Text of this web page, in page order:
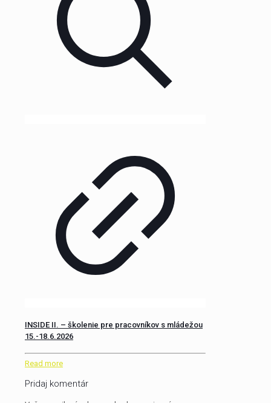
INSIDE II. – školenie pre pracovníkov s mládežou
15.-18.6.2026
Read more
Pridaj komentár